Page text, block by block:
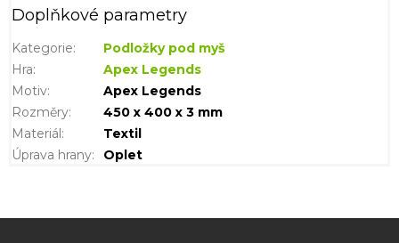
Doplňkové parametry
Kategorie:
Podložky pod myš
Hra:
Apex Legends
Motiv:
Apex Legends
Rozměry:
450 x 400 x 3 mm
Materiál:
Textil
Úprava hrany: Oplet